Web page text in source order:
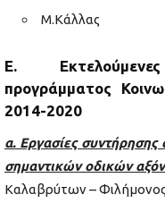
Μ.Κάλλας
Ε.
προγράμματος
2014-2020
α. Εργασίες συντήρησης
σημαντικών οδικών
Καλαβρύτων –